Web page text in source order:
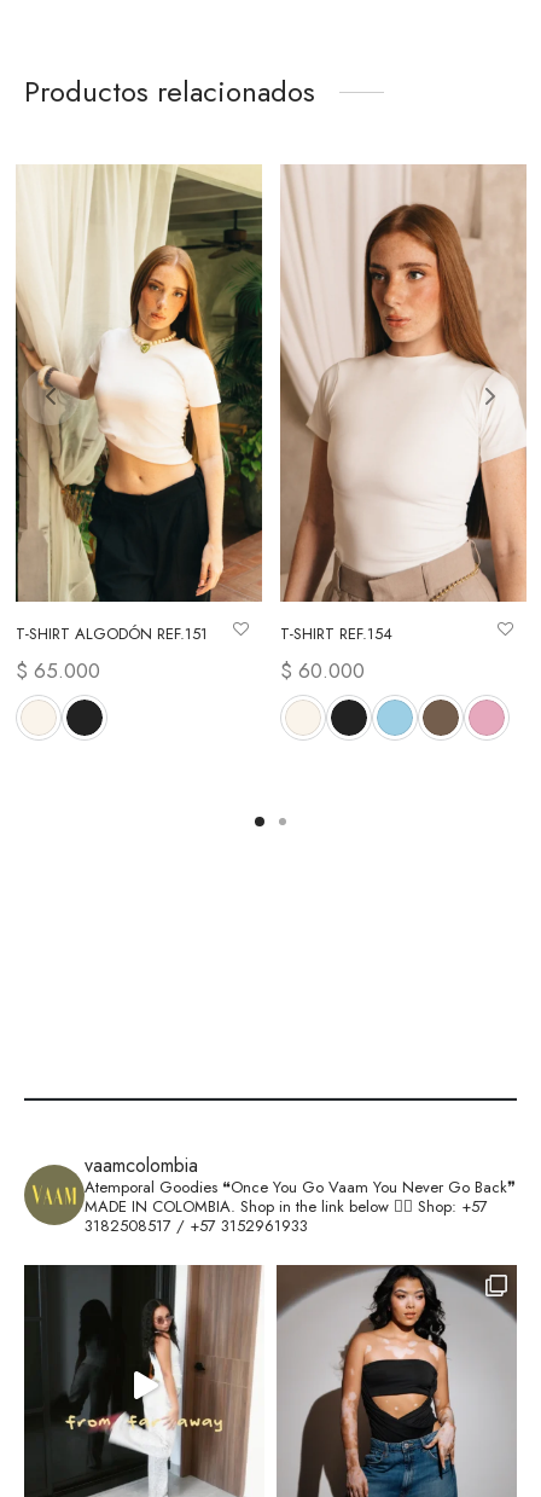
Productos relacionados
T-SHIRT ALGODÓN REF.151
$ 65.000
T-SHIRT REF.154
$ 60.000
vaamcolombia
Atemporal Goodies ❝Once You Go Vaam You Never Go Back❞
MADE IN COLOMBIA. Shop in the link below 👇🏽 Shop: +57
3182508517 / +57 3152961933